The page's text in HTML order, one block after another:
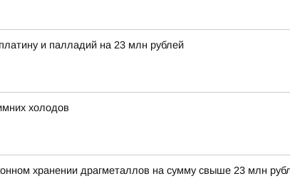
и палладий на 23 млн рублей
холодов
хранении драгметаллов на сумму свыше 23 млн